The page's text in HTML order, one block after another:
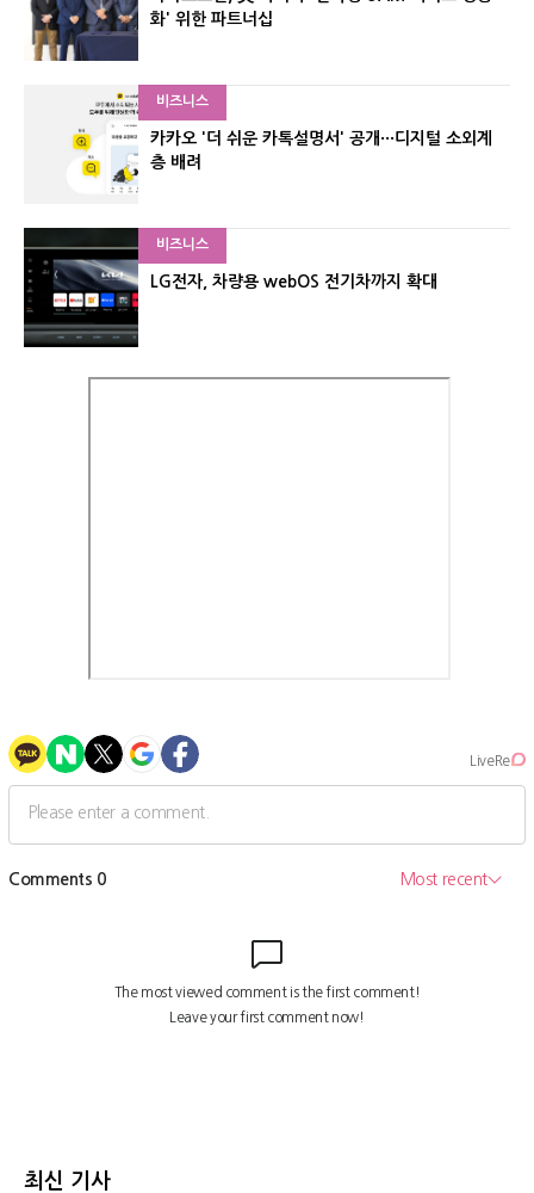
화' 위한 파트너십
비즈니스
카카오 '더 쉬운 카톡설명서' 공개···디지털 소외계
층 배려
비즈니스
LG전자, 차량용 webOS 전기차까지 확대
최신 기사